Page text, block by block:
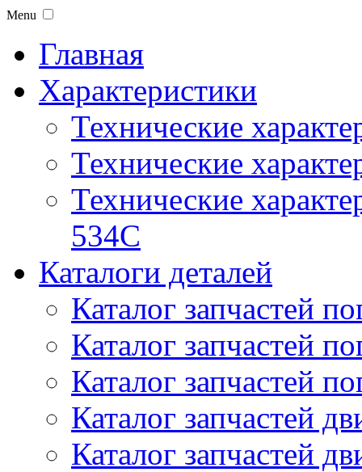
Menu
Главная
Характеристики
Технические
Технические
Технические
534C
Каталоги деталей
Каталог запчастей
Каталог запчастей
Каталог запчастей
Каталог запчастей
Каталог запчастей